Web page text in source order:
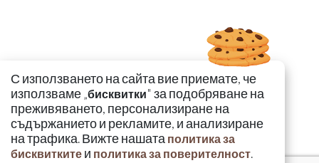
С използването на сайта вие приемате, че
използваме „бисквитки" за подобряване на
преживяването, персонализиране на
съдържанието и рекламите, и анализиране
на трафика. Вижте нашата политика за
бисквитките и политика за поверителност.